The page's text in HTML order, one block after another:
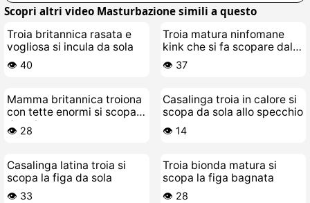
Scopri altri video Masturbazione simili a questo
Troia britannica rasata e
vogliosa si incula da sola
👁️ 40
Troia matura ninfomane
kink che si fa scopare dal
cazzo di un dildo
👁️ 37
Mamma britannica troiona
con tette enormi si scopa
da sola
👁️ 28
Casalinga troia in calore si
scopa da sola allo specchio
👁️ 14
Casalinga latina troia si
scopa la figa da sola
👁️ 33
Troia bionda matura si
scopa la figa bagnata
👁️ 28